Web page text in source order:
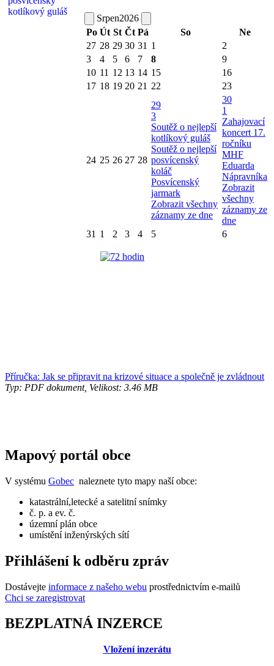
Srpen2026
Po Út St Čt Pá So
Ne
27 28 29 30 31 1
2
3
4 5 6 7 8
9
10 11 12 13 14 15
16
17 18 19 20 21 22 23
24 25 26 27 28
29
3
Soutěž o nejlepší
kotlíkový guláš
Soutěž o nejlepší
posvícenský
koláč
Posvícenský
jarmark
Zobrazit všechny
záznamy ze dne
30
1
Zahajovací
koncert 17.
ročníku
MHF
Eduarda
Nápravníka
Zobrazit
všechny
záznamy ze
dne
31 1 2 3 4 5 6
Příručka: Jak se připravit na krizové situace a společně je zvládnout
Typ: PDF dokument, Velikost: 3.46 MB
Mapový portál obce
V systému Gobec naleznete tyto mapy naší obce:
katastrální,letecké a satelitní snímky
č. p. a ev. č.
územní plán obce
umístění inženýrských sítí
Přihlášení k odběru zpráv
Dostávejte informace z našeho webu prostřednictvím e-mailů
Chci se zaregistrovat
BEZPLATNÁ INZERCE
Vložení inzerátu